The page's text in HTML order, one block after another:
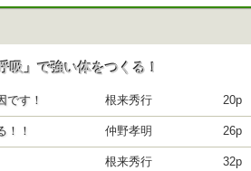
吸」で強い体をつくる！
です！ 根来秀行 20p
！！ 仲野孝明 26p
根来秀行 32p